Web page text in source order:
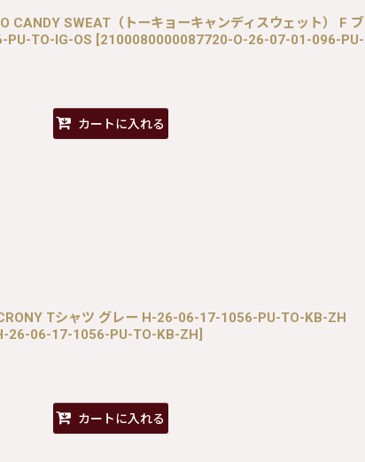
CANDY SWEAT（トーキョーキャンディスウェット） F ブ
PU-TO-IG-OS [2100080000087720-O-26-07-01-096-PU-
カートに入れる
Tシャツ グレー H-26-06-17-1056-PU-TO-KB-ZH
26-06-17-1056-PU-TO-KB-ZH]
カートに入れる